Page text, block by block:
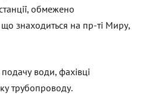
обмежено
знаходиться на пр-ті Миру,
води, фахівці
трубопроводу.